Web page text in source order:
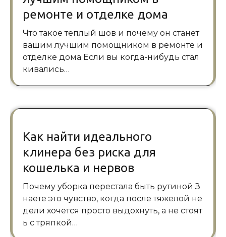
ремонте и отделке дома
Что такое теплый шов и почему он станет
вашим лучшим помощником в ремонте и
отделке дома Если вы когда-нибудь стал
кивались…
Как найти идеального
клинера без риска для
кошелька и нервов
Почему уборка перестала быть рутиной З
наете это чувство, когда после тяжелой не
дели хочется просто выдохнуть, а не стоят
ь с тряпкой…